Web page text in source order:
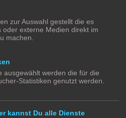
Alle Zeiten sindUTC+02:00
Software © phpBB Limited
durchphpBB.de
zur Auswahl gestellt die es
oder externe Medien direkt im
machen.
ausgewählt werden die für die
Statistiken genutzt werden.
kannst Du alle Dienste